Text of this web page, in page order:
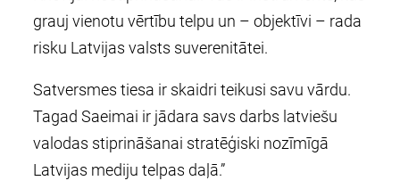
grauj vienotu vērtību telpu un – objektīvi – rada
risku Latvijas valsts suverenitātei.
Satversmes tiesa ir skaidri teikusi savu vārdu.
Tagad Saeimai ir jādara savs darbs latviešu
valodas stiprināšanai stratēģiski nozīmīgā
Latvijas mediju telpas daļā.”